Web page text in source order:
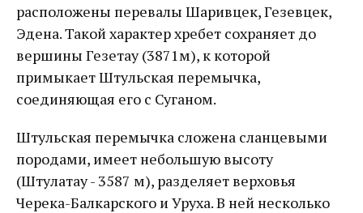
расположены перевалы Шаривцек, Гезевцек,
Эдена. Такой характер хребет сохраняет до
вершины Гезетау (3871м), к которой
примыкает Штульская перемычка,
соединяющая его с Суганом.
Штульская перемычка сложена сланцевыми
породами, имеет небольшую высоту
(Штулатау - 3587 м), разделяет верховья
Черека-Балкарского и Уруха. В ней несколько